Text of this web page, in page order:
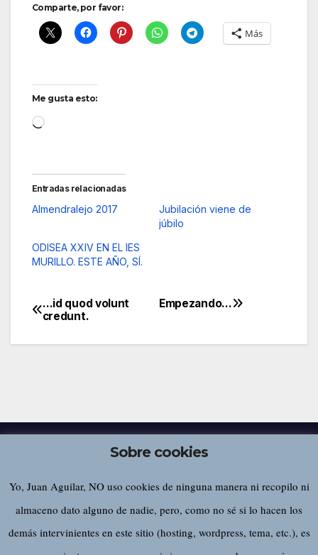
Comparte, por favor:
Más
Me gusta esto:
Cargando...
Entradas relacionadas
Almendralejo 2017
Jubilación viene de
júbilo
ODISEA XXIV EN EL IES
MURILLO. ESTE AÑO, SÍ.
Navegación
de
Empezando…
…id quod volunt
credunt.
Juan Aguilar
Sobre cookies
Yo, Juan Aguilar, NO uso cookies de ninguna manera ni recopilo ni
almaceno dato alguno de nadie, pero, como no sé si lo hacen los
demás intervinientes en este sitio (hosting, wordpress, tema, etc.), es